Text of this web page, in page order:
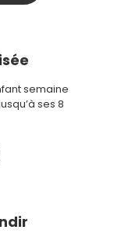
semaine
ses 8